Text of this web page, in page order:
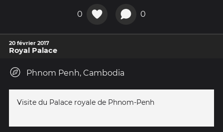
0 0
20 février 2017
Royal Palace
Phnom Penh, Cambodia
Visite du Palace royale de Phnom-Penh